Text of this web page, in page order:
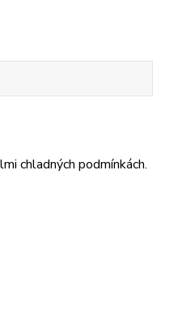
chladných podmínkách.